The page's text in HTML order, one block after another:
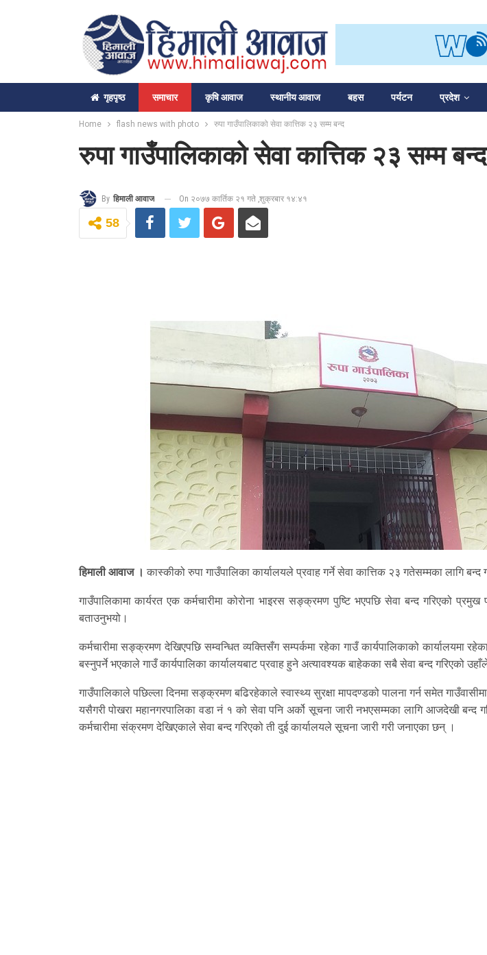
गृहपृष्‍ठ समाचार कृषि आवाज स्थानीय आवाज बहस पर्यटन प्रदेश
Home flash news with photo रुपा गाउँपालिकाको सेवा कात्तिक २३ सम्म बन्द
रुपा गाउँपालिकाको सेवा कात्तिक २३ सम्म बन्द
By हिमाली आवाज On २०७७ कार्तिक २१ गते ,शुक्रबार १४:४१
58
हिमाली आवाज । कास्कीको रुपा गाउँपालिका कार्यालयले प्रवाह गर्ने सेवा कात्तिक २३ गतेसम्मका लागि बन्द
गाउँपालिकामा कार्यरत एक कर्मचारीमा कोरोना भाइरस सङ्क्रमण पुष्टि भएपछि सेवा बन्द गरिएको
बताउनुभयो।
कर्मचारीमा सङ्क्रमण देखिएपछि सम्वन्धित व्यक्तिसँग सम्पर्कमा रहेका गाउँ कार्यपालिकाको कार्यालयमा रहेका
बस्नुपर्ने भएकाले गाउँ कार्यपालिका कार्यालयबाट प्रवाह हुने अत्यावश्यक बाहेकका सबै सेवा बन्द गरिएको
गाउँपालिकाले पछिल्ला दिनमा सङ्क्रमण बढिरहेकाले स्वास्थ्य सुरक्षा मापदण्डको पालना गर्न समेत
यसैगरी पोखरा महानगरपालिका वडा नं १ को सेवा पनि अर्को सूचना जारी नभएसम्मका लागि आजदेखी बन्द
कर्मचारीमा संक्रमण देखिएकाले सेवा बन्द गरिएको ती दुई कार्यालयले सूचना जारी गरी जनाएका छन् ।